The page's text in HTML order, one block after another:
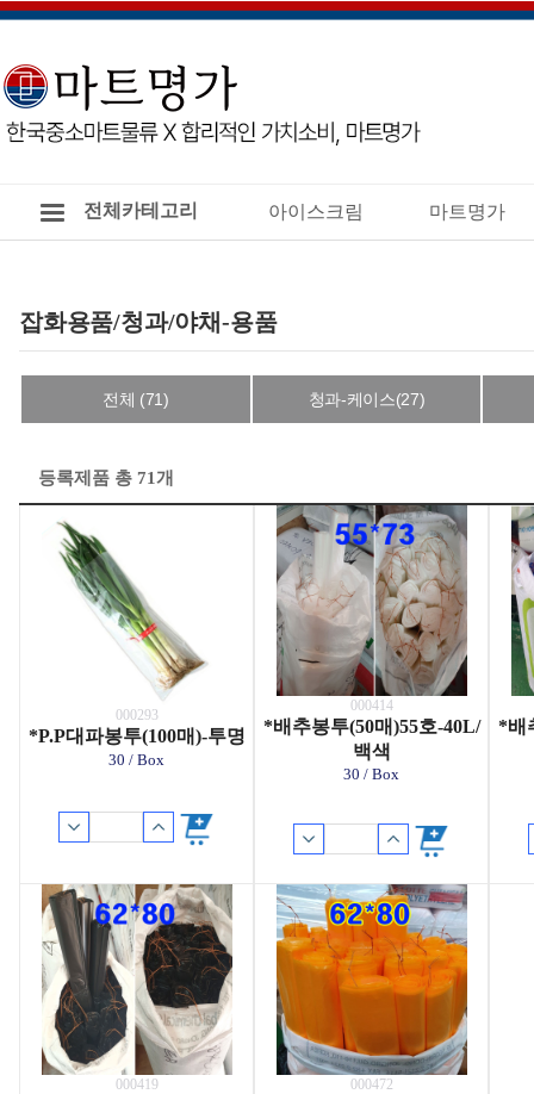
전체카테고리 아이스크림 마트명가
잡화용품/청과/야채-용품
전체 (71) 청과-케이스(27)
등록제품 총 71개
000293
*P.P대파봉투(100매)-투명
30 / Box
000414
*배추봉투(50매)55호-40L/
백색
30 / Box
*배
000419 000472